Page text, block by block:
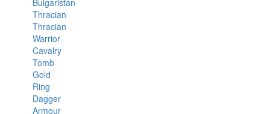
Thracian
Thracian
Warrior
Cavalry
Tomb
Gold
Ring
Dagger
Armour